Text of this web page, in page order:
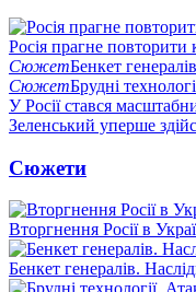
Росія прагне повторити
СюжетБенкет
СюжетБрудні
У Росії стався
Зеленський уперше
Сюжети
Вторгнення Росії в
Бенкет генералів.